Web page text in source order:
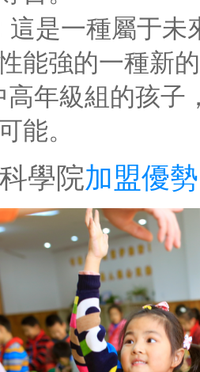
這是一種屬于未
能強的一種新
高年級組的孩
能。
學院加盟優勢